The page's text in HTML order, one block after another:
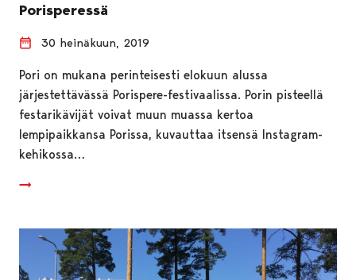
Porisperessä
30 heinäkuun, 2019
Pori on mukana perinteisesti elokuun alussa
järjestettävässä Porispere-festivaalissa. Porin pisteellä
festarikävijät voivat muun muassa kertoa
lempipaikkansa Porissa, kuvauttaa itsensä Instagram-
kehikossa…